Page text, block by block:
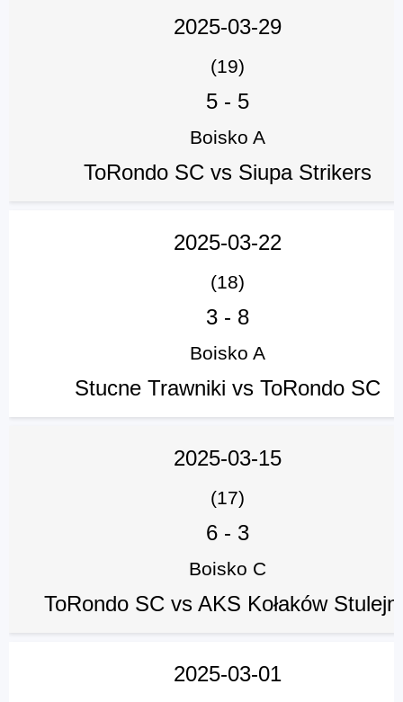
2025-03-29
(19)
5- 5
Boisko A
ToRondo SC vs Siupa Strikers
2025-03-22
(18)
3- 8
Boisko A
Stucne Trawniki vs ToRondo SC
2025-03-15
(17)
6- 3
Boisko C
ToRondo SC vs AKS Kołaków
2025-03-01